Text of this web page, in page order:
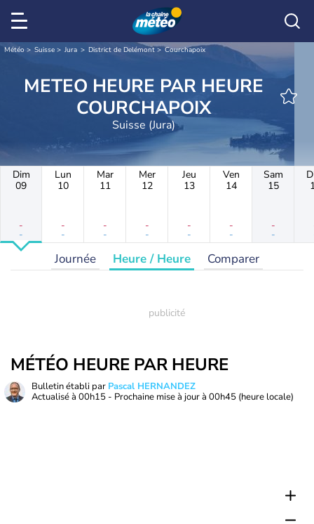
Météo Suisse Jura District de Delémont Courchapoix
METEO HEURE PAR HEURE
COURCHAPOIX
Suisse (Jura)
Dim
09
-
-
Lun
10
-
-
Mar
11
-
-
Mer
12
-
-
Jeu
13
-
-
Ven
14
-
-
Sam
15
-
-
Journée Heure / Heure Comparer
MÉTÉO HEURE PAR HEURE
Bulletin établi par Pascal HERNANDEZ
Actualisé à 00h15 - Prochaine mise à jour à 00h45 (heure locale)